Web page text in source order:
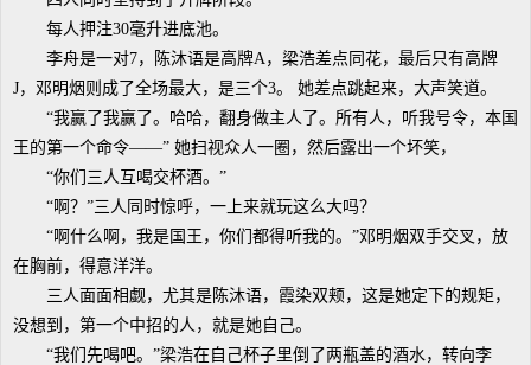
每人押注30毫升进底池。
李舟是一对7，陈沐语是高牌A，梁浩差点同花，最后只有高牌
J，邓明烟则成了全场最大，是三个3。 她差点跳起来，大声笑道。
“我赢了我赢了。哈哈，翻身做主人了。所有人，听我号令，本国
王的第一个命令——” 她扫视众人一圈，然后露出一个坏笑，
“你们三人互喝交杯酒。”
“啊？”三人同时惊呼，一上来就玩这么大吗？
“啊什么啊，我是国王，你们都得听我的。”邓明烟双手交叉，放
在胸前，得意洋洋。
三人面面相觑，尤其是陈沐语，霞染双颊，这是她定下的规矩，
没想到，第一个中招的人，就是她自己。
“我们先喝吧。”梁浩在自己杯子里倒了两瓶盖的酒水，转向李